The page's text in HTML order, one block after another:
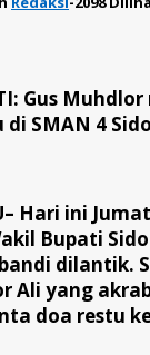
Gus
SMAN 4
– Hari ini
Bupati
dilantik.
Ali yang
doa restu